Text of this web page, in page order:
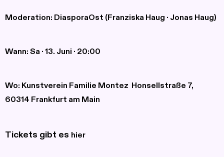
Moderation: DiasporaOst (Franziska Haug · Jonas Haug)
Wann: Sa · 13. Juni · 20:00
Wo: Kunstverein Familie Montez Honsellstraße 7,
60314 Frankfurt am Main
Tickets gibt es hier